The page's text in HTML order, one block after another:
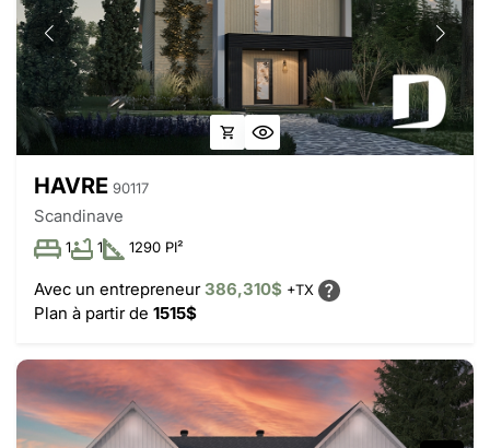
HAVRE 90117
Scandinave
1 1 1290 PI²
Avec un entrepreneur386,310$ +TX
Plan à partir de 1515$